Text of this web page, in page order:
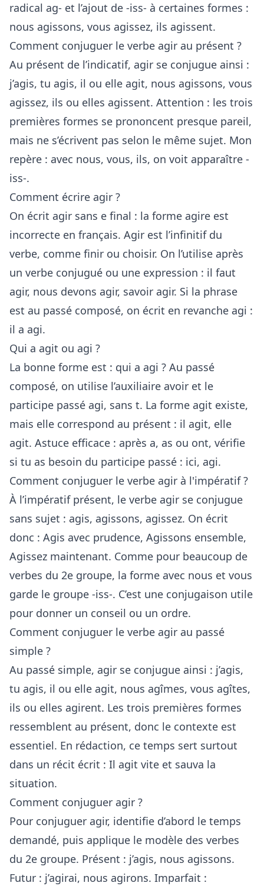
radical ag- et l’ajout de -iss- à certaines formes :
nous agissons, vous agissez, ils agissent.
Comment conjuguer le verbe agir au présent ?
Au présent de l’indicatif, agir se conjugue ainsi :
j’agis, tu agis, il ou elle agit, nous agissons, vous
agissez, ils ou elles agissent. Attention : les trois
premières formes se prononcent presque pareil,
mais ne s’écrivent pas selon le même sujet. Mon
repère : avec nous, vous, ils, on voit apparaître -
iss-.
Comment écrire agir ?
On écrit agir sans e final : la forme agire est
incorrecte en français. Agir est l’infinitif du
verbe, comme finir ou choisir. On l’utilise après
un verbe conjugué ou une expression : il faut
agir, nous devons agir, savoir agir. Si la phrase
est au passé composé, on écrit en revanche agi :
il a agi.
Qui a agit ou agi ?
La bonne forme est : qui a agi ? Au passé
composé, on utilise l’auxiliaire avoir et le
participe passé agi, sans t. La forme agit existe,
mais elle correspond au présent : il agit, elle
agit. Astuce efficace : après a, as ou ont, vérifie
si tu as besoin du participe passé : ici, agi.
Comment conjuguer le verbe agir à l'impératif ?
À l’impératif présent, le verbe agir se conjugue
sans sujet : agis, agissons, agissez. On écrit
donc : Agis avec prudence, Agissons ensemble,
Agissez maintenant. Comme pour beaucoup de
verbes du 2e groupe, la forme avec nous et vous
garde le groupe -iss-. C’est une conjugaison utile
pour donner un conseil ou un ordre.
Comment conjuguer le verbe agir au passé
simple ?
Au passé simple, agir se conjugue ainsi : j’agis,
tu agis, il ou elle agit, nous agîmes, vous agîtes,
ils ou elles agirent. Les trois premières formes
ressemblent au présent, donc le contexte est
essentiel. En rédaction, ce temps sert surtout
dans un récit écrit : Il agit vite et sauva la
situation.
Comment conjuguer agir ?
Pour conjuguer agir, identifie d’abord le temps
demandé, puis applique le modèle des verbes
du 2e groupe. Présent : j’agis, nous agissons.
Futur : j’agirai, nous agirons. Imparfait :